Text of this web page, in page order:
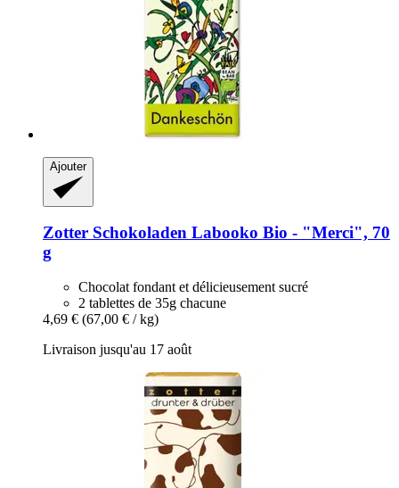
Ajouter
Zotter Schokoladen Labooko Bio -​ "Merci", 70
g
Chocolat fondant et délicieusement sucré
2 tablettes de 35g chacune
4,69 € (67,00 € / kg)
Livraison jusqu'au 17 août